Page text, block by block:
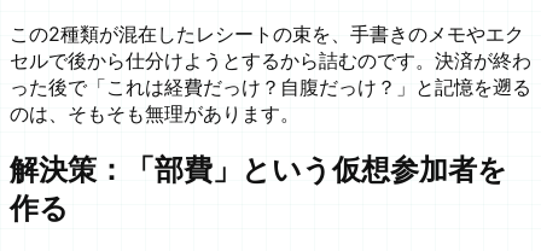
この2種類が混在したレシートの束を、手書きのメモやエク
セルで後から仕分けようとするから詰むのです。決済が終わ
った後で「これは経費だっけ？自腹だっけ？」と記憶を遡る
のは、そもそも無理があります。
解決策：「部費」という仮想参加者を
作る